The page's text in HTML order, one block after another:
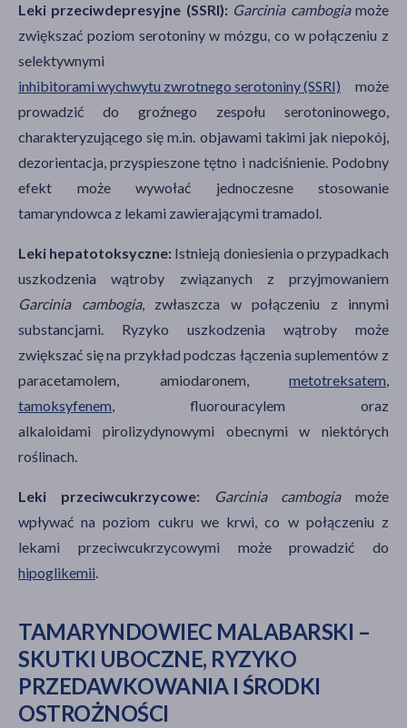
Leki przeciwdepresyjne (SSRI): Garcinia cambogiamoże
zwiększać poziom serotoniny w mózgu, co w połączeniu z
selektywnymi
inhibitorami wychwytu zwrotnego serotoniny (SSRI) może
prowadzić do groźnego zespołu serotoninowego,
charakteryzującego się m.in. objawami takimi jak niepokój,
dezorientacja, przyspieszone tętno i nadciśnienie. Podobny
efekt może wywołać jednoczesne stosowanie
tamaryndowca z lekami zawierającymi tramadol.
Leki hepatotoksyczne: Istnieją doniesienia o przypadkach
uszkodzenia wątroby związanych z przyjmowaniem
Garcinia cambogia, zwłaszcza w połączeniu z innymi
substancjami. Ryzyko uszkodzenia wątroby może
zwiększać się na przykład podczas łączenia suplementów z
paracetamolem, amiodaronem, metotreksatem,
tamoksyfenem, fluorouracylem oraz
alkaloidami pirolizydynowymi obecnymi w niektórych
roślinach.
Leki przeciwcukrzycowe: Garcinia cambogiamoże
wpływać na poziom cukru we krwi, co w połączeniu z
lekami przeciwcukrzycowymi może prowadzić do
hipoglikemii.
TAMARYNDOWIEC MALABARSKI –
SKUTKI UBOCZNE, RYZYKO
PRZEDAWKOWANIA I ŚRODKI
OSTROŻNOŚCI